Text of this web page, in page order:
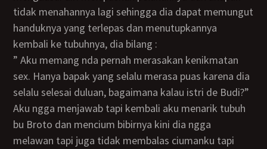
tidak menahannya lagi sehingga dia dapat memungut
handuknya yang terlepas dan menutupkannya
kembali ke tubuhnya, dia bilang :
” Aku memang nda pernah merasakan kenikmatan
sex. Hanya bapak yang selalu merasa puas karena dia
selalu selesai duluan, bagaimana kalau istri de Budi?”
Aku ngga menjawab tapi kembali aku menarik tubuh
bu Broto dan mencium bibirnya kini dia ngga
melawan tapi juga tidak membalas ciumanku tapi